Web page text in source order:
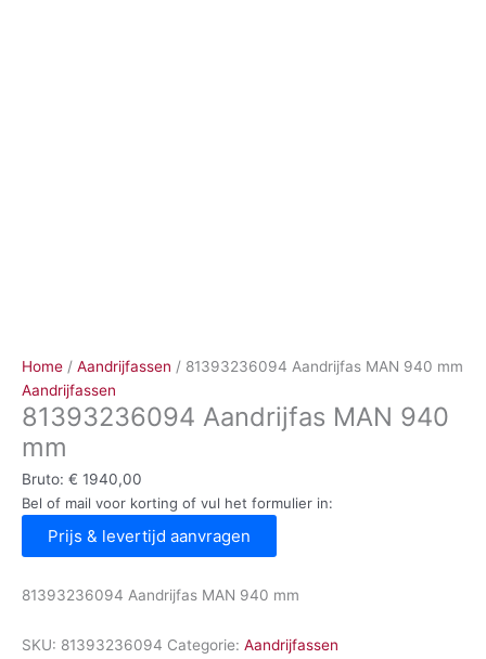
Home / Aandrijfassen / 81393236094 Aandrijfas MAN 940 mm
Aandrijfassen
81393236094 Aandrijfas MAN 940
mm
Bruto: € 1940,00
Bel of mail voor korting of vul het formulier in:
Prijs & levertijd aanvragen
81393236094 Aandrijfas MAN 940 mm
SKU: 81393236094 Categorie: Aandrijfassen